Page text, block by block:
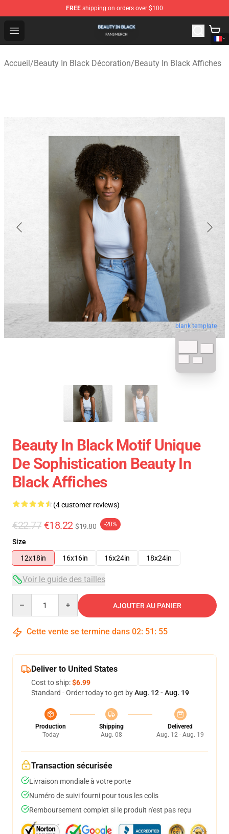
FREE shipping on orders over $100
Open menu
Beauty In Black Shop - Official Beauty In Black
Accueil/Beauty In Black Décoration/Beauty In Black Affiches
blank template
Beauty In Black Motif Unique
De Sophistication Beauty In
Black Affiches
(4 customer reviews)
€22.77 €18.22 $19.80 -20%
Size
12x18in
16x16in 16x24in 18x24in
Voir le guide des tailles
AJOUTER AU PANIER
Cette vente se termine dans 02: 51 : 54
Deliver to United States
Cost to ship:$6.99
Standard - Order today to get byAug. 12 - Aug. 19
Production
Today
Shipping
Aug. 08
Delivered
Aug. 12 - Aug. 19
Transaction sécurisée
Livraison mondiale à votre porte
Numéro de suivi fourni pour tous les colis
Remboursement complet si le produit n'est pas reçu